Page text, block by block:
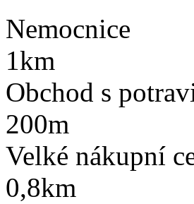
Nemocnice
1km
Obchod s
200m
Velké nákupní
0,8km